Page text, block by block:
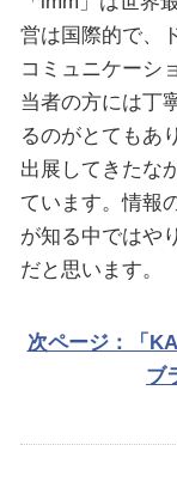
営は国際的で、
コミュニケーシ
当者の方には丁
るのがとてもあ
出展してきたな
ています。情報
が知る中ではや
だと思います。
次ページ：「
ブ